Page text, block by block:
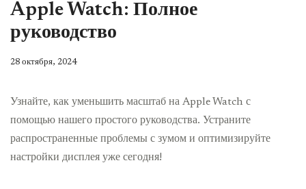
Apple Watch: Полное
руководство
28 октября, 2024
Узнайте, как уменьшить масштаб на Apple Watch с
помощью нашего простого руководства. Устраните
распространенные проблемы с зумом и оптимизируйте
настройки дисплея уже сегодня!